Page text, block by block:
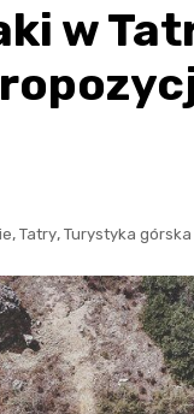
w
, Tatry, Turystyka górska